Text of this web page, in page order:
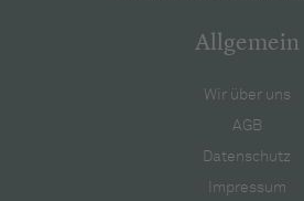
Allgemein
Wir über uns
AGB
Datenschutz
Impressum